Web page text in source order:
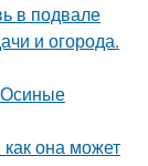
в подвале
и огорода.
Осиные
как она может